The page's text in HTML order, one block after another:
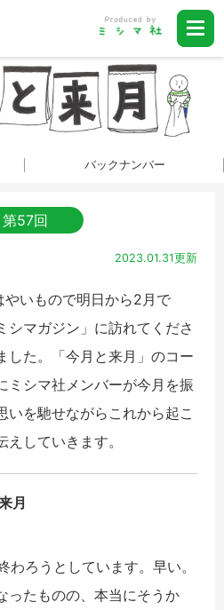
バックナンバー
第57回
2023.01.31更新
やいもので明日から2月で
シマガジン」に訪れてくださ
した。「今月と来月」のコー
ミシマ社メンバーが今月を振
いを馳せながらこれから起こ
していきます。
月
わろうとしています。早い。
ったものの、本当にそうか